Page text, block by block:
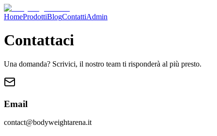
HomeProdottiBlogContattiAdmin
Contattaci
Una domanda? Scrivici, il nostro team ti risponderà al più presto.
Email
contact@bodyweightarena.it